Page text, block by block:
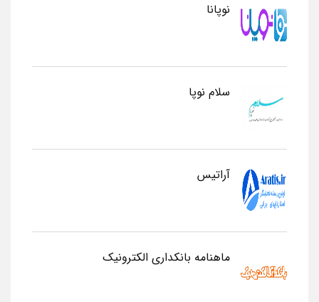
نوپانا
سلام نوپا
آراتیس
ماهنامه بانکداری الکترونیک